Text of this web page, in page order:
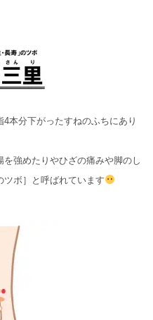
本分下がったすねのふちにあり
強めたりやひざの痛みや脚のし
ボ］と呼ばれています